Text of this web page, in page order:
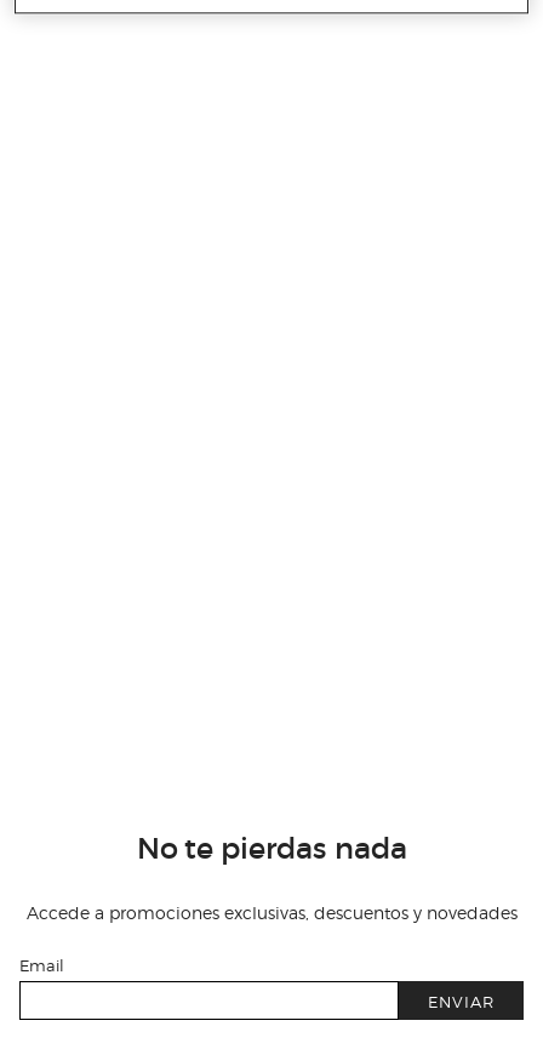
No te pierdas nada
Accede a promociones exclusivas, descuentos y novedades
Email
ENVIAR